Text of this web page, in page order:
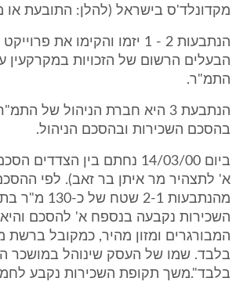
מקדונלד'ס בישראל (להלן: התובעת או
הנתבעות 2 - 1 יזמו והקימו את
הבעלים הרשום של הזכויות במקרקעין
התמ"ר.
הנתבעת 3 היא חברת הניהול של
בהסכם השכירות ובהסכם הניהול.
ביום 14/03/00 נחתם בין
א' לתצהיר מר איתן בר זאב). לפי
מהנתבעות 2-1
השכירות נקבעה בנספח א' להסכם
המבורגרים ומזון מהיר, כמקובל ברשת
בלבד. שמו של העסק שינוהל במושכר
בלבד".משך תקופת השכירות נקבע